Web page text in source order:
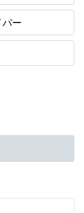
。
外旅行保険にご加
はインドネシア
のトラブルについ
を起こす場合は
す。
合、 またはこれ
た場合において
パー